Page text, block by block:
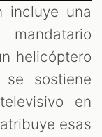
incluye una
helicóptero
sostiene
en
esas